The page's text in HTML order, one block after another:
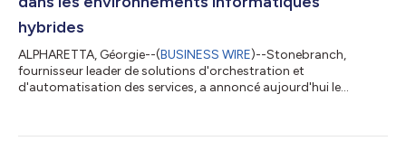
hybrides
ALPHARETTA, Géorgie--(BUSINESS WIRE)--Stonebranch,
fournisseur leader de solutions d'orchestration et
d'automatisation des services, a annoncé aujourd'hui le
(UAC). À mesure que les entreprises déploient une